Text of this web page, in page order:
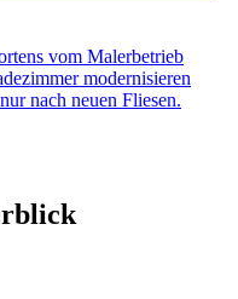
vom Malerbetrieb
modernisieren
nach neuen Fliesen.